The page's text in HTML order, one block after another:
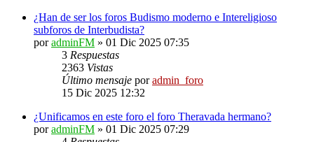
¿Han de ser los foros Budismo moderno e Intereligioso
subforos de Interbudista?
poradminFM » 01 Dic 2025 07:35
3 Respuestas
2363 Vistas
Último mensaje poradmin_foro
15 Dic 2025 12:32
¿Unificamos en este foro el foro Theravada hermano?
poradminFM » 01 Dic 2025 07:29